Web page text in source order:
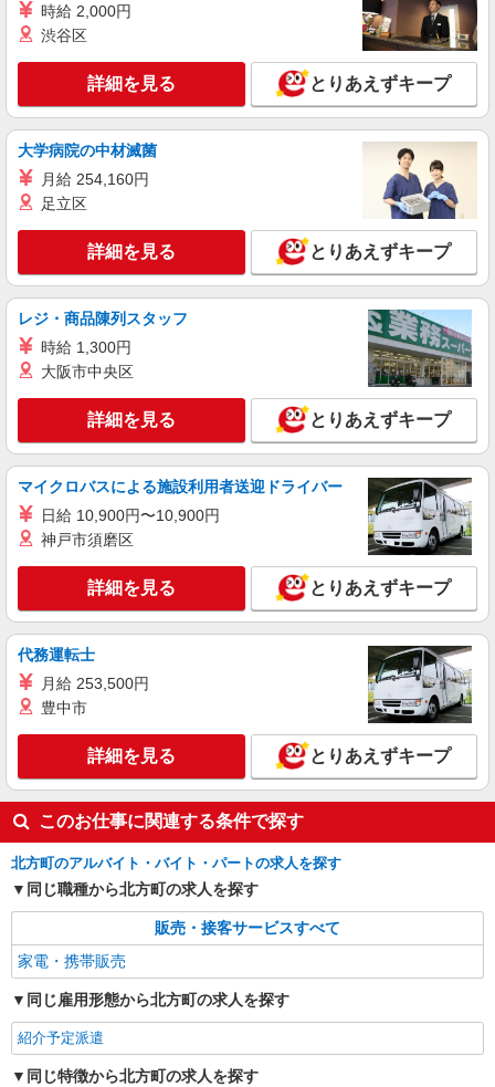
時給 2,000円
渋谷区
詳細を見る とりあえずキープ
大学病院の中材滅菌
月給 254,160円
足立区
詳細を見る とりあえずキープ
レジ・商品陳列スタッフ
時給 1,300円
大阪市中央区
詳細を見る とりあえずキープ
マイクロバスによる施設利用者送迎ドライバー
日給 10,900円〜10,900円
神戸市須磨区
詳細を見る とりあえずキープ
代務運転士
月給 253,500円
豊中市
詳細を見る とりあえずキープ
このお仕事に関連する条件で探す
北方町のアルバイト・バイト・パートの求人を探す
同じ職種から北方町の求人を探す
販売・接客サービスすべて
家電・携帯販売
同じ雇用形態から北方町の求人を探す
紹介予定派遣
同じ特徴から北方町の求人を探す